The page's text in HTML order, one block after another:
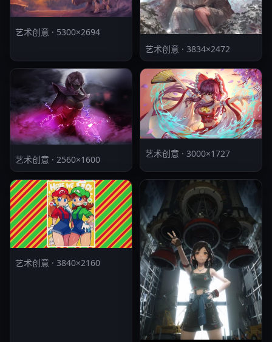
艺术创意 · 5300×2694
艺术创意 · 3834×2472
艺术创意 · 2560×1600
艺术创意 · 3000×1727
艺术创意 · 3840×2160